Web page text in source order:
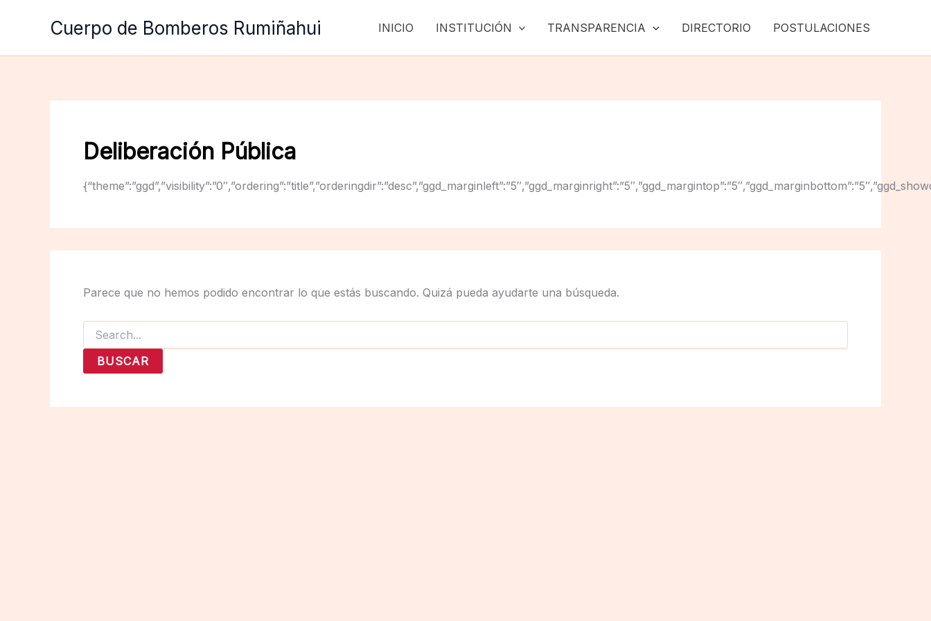
Cuerpo de Bomberos Rumiñahui INICIO INSTITUCIÓN TRANSPARENCIA DIRECTORIO POSTULACIONES
Deliberación Pública
Parece que no hemos podido encontrar lo que estás buscando. Quizá pueda ayudarte una búsqueda.
Buscar
por: